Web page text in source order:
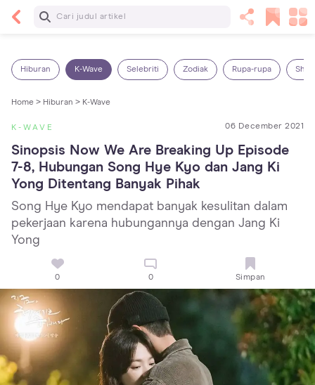
Baca Selanjutnya
Hiburan K-Wave Selebriti Zodiak Rupa-rupa
Home > Hiburan > K-Wave
K-WAVE 06 December 2021
Sinopsis Now We Are Breaking Up Episode
7-8, Hubungan Song Hye Kyo dan Jang Ki
Yong Ditentang Banyak Pihak
Song Hye Kyo mendapat banyak kesulitan dalam
pekerjaan karena hubungannya dengan Jang Ki
Yong
0 0 Simpan